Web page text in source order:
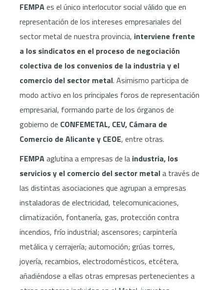
FEMPAes el único interlocutor social válido que en
representación de los intereses empresariales del
sector metal de nuestra provincia, interviene frente
a los sindicatos en el proceso de negociación
colectiva de los convenios de la industria y el
comercio del sector metal. Asimismo participa de
modo activo en los principales foros de representación
empresarial, formando parte de los órganos de
gobierno de CONFEMETAL, CEV, Cámara de
Comercio de Alicante y CEOE, entre otras.
FEMPAaglutina a empresas de la industria, los
servicios y el comercio del sector metala través de
las distintas asociaciones que agrupan a empresas
instaladoras de electricidad, telecomunicaciones,
climatización, fontanería, gas, protección contra
incendios, frío industrial; ascensores; carpintería
metálica y cerrajería; automoción; grúas torres,
joyería, recambios, electrodomésticos, etcétera,
añadiéndose a ellas otras empresas pertenecientes a